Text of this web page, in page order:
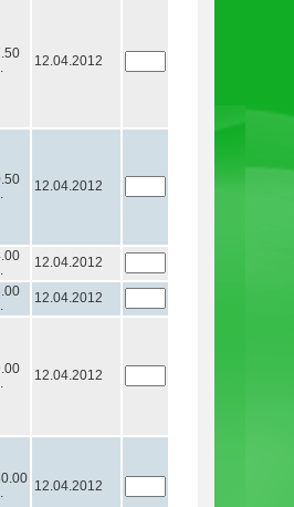
12.04.2012
12.04.2012
12.04.2012
12.04.2012
12.04.2012
12.04.2012